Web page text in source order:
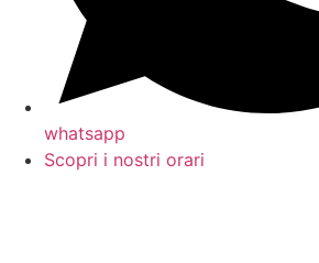
whatsapp
Scopri i nostri orari